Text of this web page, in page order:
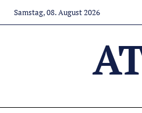
Samstag, 08. August 2026